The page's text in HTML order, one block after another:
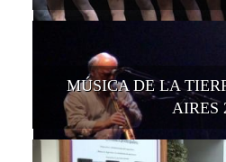
MÚSICA DE LA
AIRES